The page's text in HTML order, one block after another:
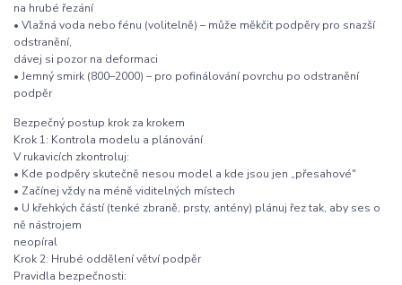
na hrubé řezání
• Vlažná voda nebo fénu (volitelně) – může měkčit podpěry pro snazší
odstranění,
dávej si pozor na deformaci
• Jemný smirk (800–2000) – pro pofinálování povrchu po odstranění
podpěr
Bezpečný postup krok za krokem
Krok 1: Kontrola modelu a plánování
V rukavicích zkontroluj:
• Kde podpěry skutečně nesou model a kde jsou jen „přesahové"
• Začínej vždy na méně viditelných místech
• U křehkých částí (tenké zbraně, prsty, antény) plánuj řez tak, aby ses o
ně nástrojem
neopíral
Krok 2: Hrubé oddělení větví podpěr
Pravidla bezpečnosti: